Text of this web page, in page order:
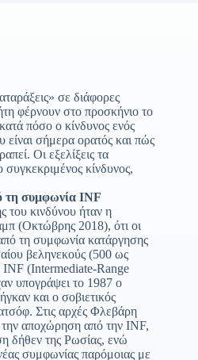
σε διάφορες
φέρνουν στο προσκήνιο το
πόσο ο κίνδυνος ενός
είναι σήμερα ορατός και πώς
Οι εξελίξεις τα
συγκεκριμένος κίνδυνος,
συμφωνία INF
του κινδύνου ήταν η
(Οκτώβρης 2018), ότι οι
τη συμφωνία κατάργησης
βεληνεκούς (500 ως
INF (Intermediate-Range
υπογράψει το 1987 ο
και ο σοβιετικός
Στις αρχές Φλεβάρη
αποχώρηση από την INF,
δήθεν της Ρωσίας, ενώ
συμφωνίας παρόμοιας με